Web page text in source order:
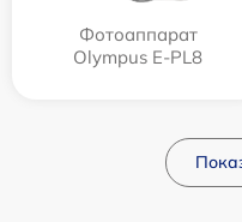
Фотоаппарат
Olympus E-PL8